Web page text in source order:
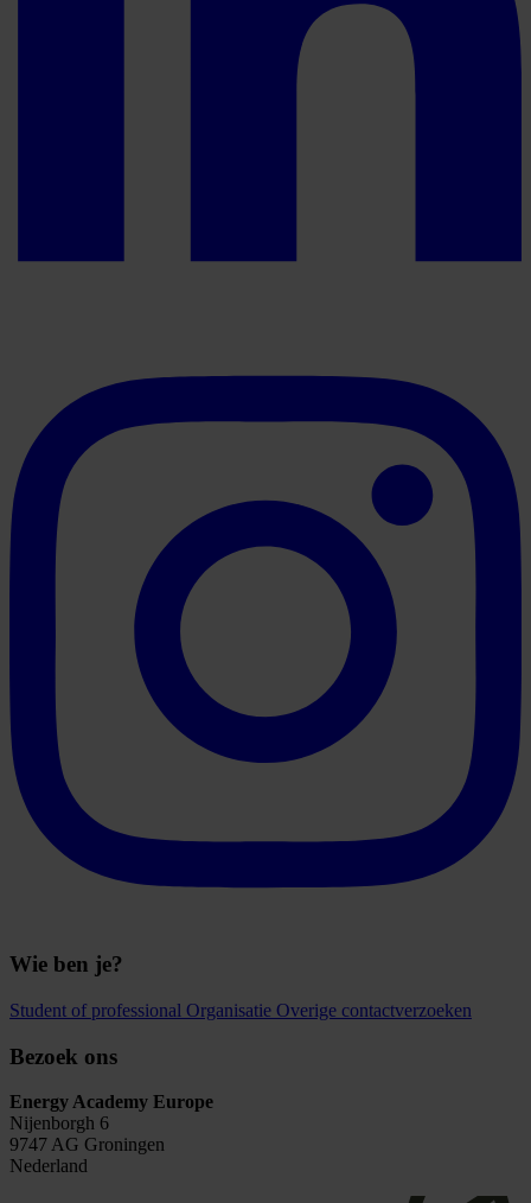
Wie ben je?
Student of professional Organisatie Overige contactverzoeken
Bezoek ons
Energy Academy Europe
Nijenborgh 6
9747 AG Groningen
Nederland